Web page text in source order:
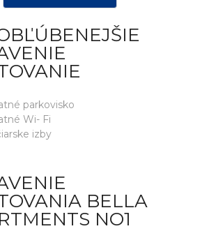
parkovisko
Wi- Fi
izby
BELLA
NO1